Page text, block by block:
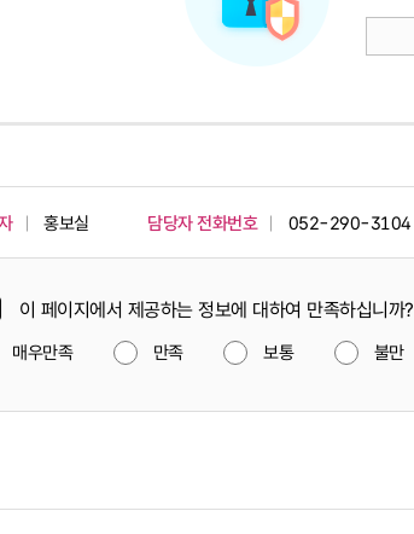
홍보실 담당자 전화번호 052-290-3104
이 페이지에서 제공하는 정보에 대하여 만족하십니까?
매우만족 만족 보통 불만